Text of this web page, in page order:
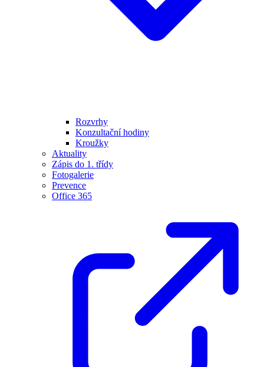
Rozvrhy
Konzultační hodiny
Kroužky
Aktuality
Zápis do 1. třídy
Fotogalerie
Prevence
Office 365